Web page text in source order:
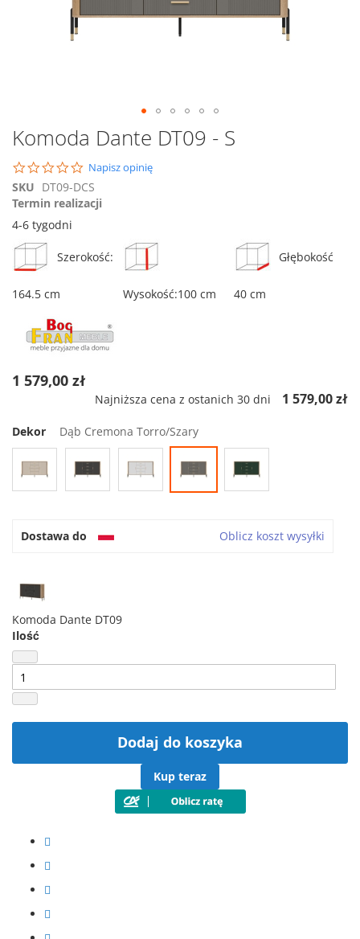
Przejdź
na
początek
galerii
Komoda Dante DT09 - S
0.0
star
rating
Napisz opinię
SKU DT09-DCS
Termin realizacji
4-6 tygodni
Szerokość:
164.5 cm Wysokość:100 cm
Głębokość
40 cm
1 579,00 zł
Najniższa cena z ostanich 30 dni 1 579,00 zł
Dekor Dąb Cremona Torro/Szary
Dostawa do Oblicz koszt wysyłki
Komoda Dante DT09
Ilość
Dodaj do koszyka
Kup teraz